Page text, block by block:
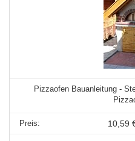
Pizzaofen Bauanleitung -
10,59